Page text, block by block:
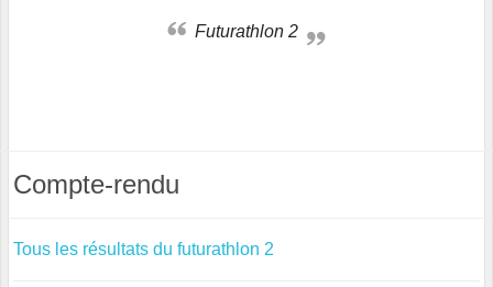
Futurathlon 2
Compte-rendu
Tous les résultats du futurathlon 2